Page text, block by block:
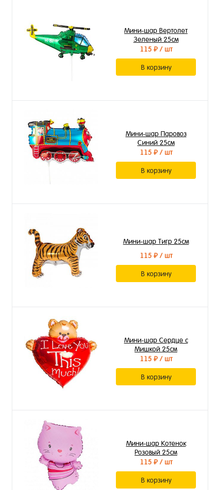
Мини-шар Вертолет
Зеленый 25см
115 ₽/ шт
В корзину
Мини-шар Паровоз
Синий 25см
115 ₽/ шт
В корзину
Мини-шар Тигр 25см
115 ₽/ шт
В корзину
Мини-шар Сердце с
Мишкой 25см
115 ₽/ шт
В корзину
Мини-шар Котенок
Розовый 25см
115 ₽/ шт
В корзину